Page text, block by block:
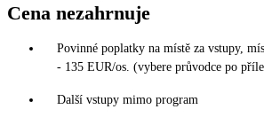
Cena nezahrnuje
Povinné poplatky na místě za vstupy,
- 135 EUR/os. (vybere průvodce po
Další vstupy mimo program